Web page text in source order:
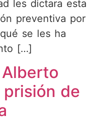
les dictara esta
preventiva por
se les ha
[…]
de